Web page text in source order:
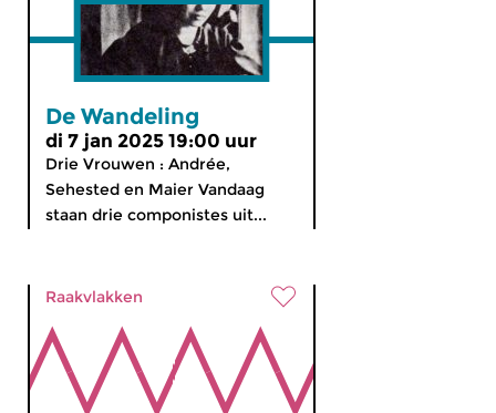
De Wandeling
di 7 jan 2025 19:00 uur
Drie Vrouwen : Andrée,
Sehested en Maier Vandaag
staan drie componistes uit...
Raakvlakken